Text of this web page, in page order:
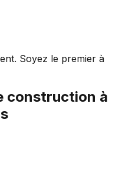
Soyez le premier à
construction à